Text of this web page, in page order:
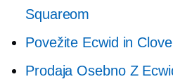
Squareom
Povežite Ecwid in
Prodaja OsebnoZ